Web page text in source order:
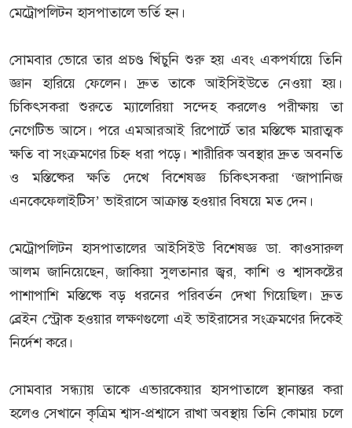
মেট্রোপলিটন হাসপাতালে ভর্তি হন।
সোমবার ভোরে তার প্রচণ্ড খিঁচুনি শুরু হয় এবং একপর্যায়ে তিনি
জ্ঞান হারিয়ে ফেলেন। দ্রুত তাকে আইসিইউতে নেওয়া হয়।
চিকিৎসকরা শুরুতে ম্যালেরিয়া সন্দেহ করলেও পরীক্ষায় তা
নেগেটিভ আসে। পরে এমআরআই রিপোর্টে তার মস্তিষ্কে মারাত্মক
ক্ষতি বা সংক্রমণের চিহ্ন ধরা পড়ে। শারীরিক অবস্থার দ্রুত অবনতি
ও মস্তিষ্কের ক্ষতি দেখে বিশেষজ্ঞ চিকিৎসকরা ‘জাপানিজ
এনকেফেলাইটিস’ ভাইরাসে আক্রান্ত হওয়ার বিষয়ে মত দেন।
মেট্রোপলিটন হাসপাতালের আইসিইউ বিশেষজ্ঞ ডা. কাওসারুল
আলম জানিয়েছেন, জাকিয়া সুলতানার জ্বর, কাশি ও শ্বাসকষ্টের
পাশাপাশি মস্তিষ্কে বড় ধরনের পরিবর্তন দেখা গিয়েছিল। দ্রুত
ব্রেইন স্ট্রোক হওয়ার লক্ষণগুলো এই ভাইরাসের সংক্রমণের দিকেই
নির্দেশ করে।
সোমবার সন্ধ্যায় তাকে এভারকেয়ার হাসপাতালে স্থানান্তর করা
হলেও সেখানে কৃত্রিম শ্বাস-প্রশ্বাসে রাখা অবস্থায় তিনি কোমায় চলে